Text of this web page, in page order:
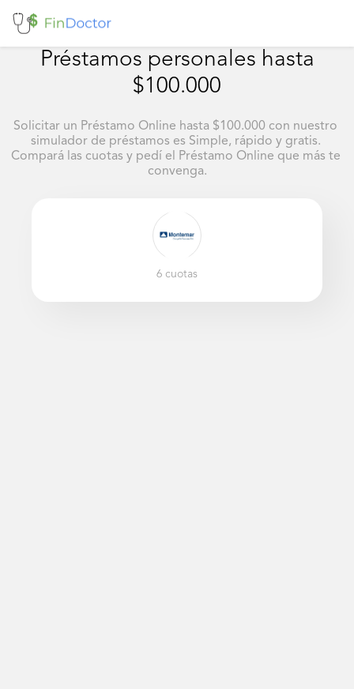
Préstamos personales hasta
$100.000
Solicitar un Préstamo Online hasta $100.000 con nuestro
simulador de préstamos es Simple, rápido y gratis.
Compará las cuotas y pedí el Préstamo Online que más te
convenga.
6 cuotas